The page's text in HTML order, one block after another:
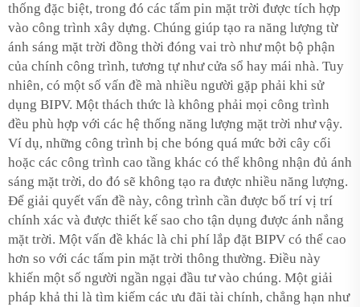
thống đặc biệt, trong đó các tấm pin mặt trời được tích hợp
vào công trình xây dựng. Chúng giúp tạo ra năng lượng từ
ánh sáng mặt trời đồng thời đóng vai trò như một bộ phận
của chính công trình, tương tự như cửa sổ hay mái nhà. Tuy
nhiên, có một số vấn đề mà nhiều người gặp phải khi sử
dụng BIPV. Một thách thức là không phải mọi công trình
đều phù hợp với các hệ thống năng lượng mặt trời như vậy.
Ví dụ, những công trình bị che bóng quá mức bởi cây cối
hoặc các công trình cao tầng khác có thể không nhận đủ ánh
sáng mặt trời, do đó sẽ không tạo ra được nhiều năng lượng.
Để giải quyết vấn đề này, công trình cần được bố trí vị trí
chính xác và được thiết kế sao cho tận dụng được ánh nắng
mặt trời. Một vấn đề khác là chi phí lắp đặt BIPV có thể cao
hơn so với các tấm pin mặt trời thông thường. Điều này
khiến một số người ngần ngại đầu tư vào chúng. Một giải
pháp khả thi là tìm kiếm các ưu đãi tài chính, chẳng hạn như